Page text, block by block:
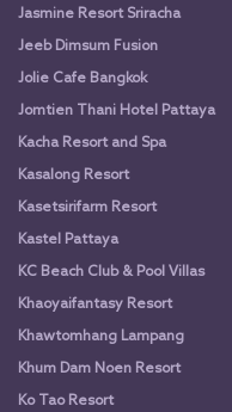
Jasmine Resort Sriracha
Jeeb Dimsum Fusion
Jolie Cafe Bangkok
Jomtien Thani Hotel Pattaya
Kacha Resort and Spa
Kasalong Resort
Kasetsirifarm Resort
Kastel Pattaya
KC Beach Club & Pool Villas
Khaoyaifantasy Resort
Khawtomhang Lampang
Khum Dam Noen Resort
Ko Tao Resort